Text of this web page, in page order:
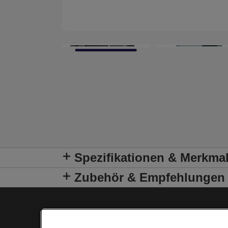
Spezifikationen &
Zubehör & Empfehlungen